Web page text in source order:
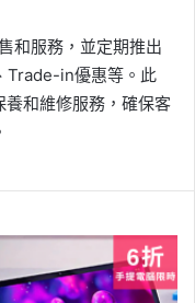
和服務，並定期推出
Trade-in優惠等。此
和維修服務，確保客